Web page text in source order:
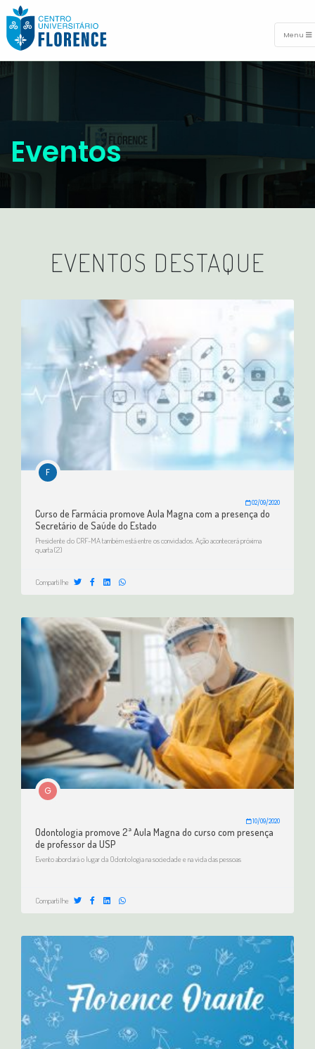
Menu
Eventos
EVENTOS DESTAQUE
F
02/09/2020
Curso de Farmácia promove Aula Magna com a presença do
Secretário de Saúde do Estado
Presidente do CRF-MA também está entre os convidados. Ação acontecerá próxima
quarta (2)
Compartilhe
G
10/09/2020
Odontologia promove 2ª Aula Magna do curso com presença
de professor da USP
Evento abordará o lugar da Odontologia na sociedade e na vida das pessoas
Compartilhe